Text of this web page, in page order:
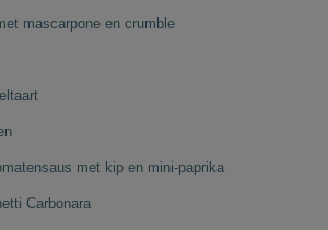
mascarpone en crumble
met kip en mini-paprika
Carbonara